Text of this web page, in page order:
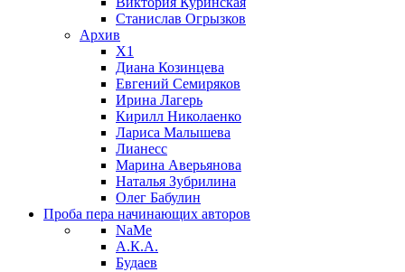
Станислав Огрызков
Архив
X1
Диана Козинцева
Евгений Семиряков
Ирина Лагерь
Кирилл Николаенко
Лариса Малышева
Лианесс
Марина Аверьянова
Наталья Зубрилина
Олег Бабулин
Проба пера начинающих авторов
NaMe
А.К.А.
Будаев